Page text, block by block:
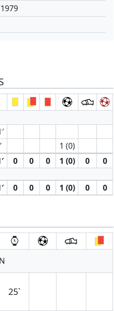
1 (0)
0 0 0 1 (0) 0 0
0 0 0 1 (0) 0 0
25`